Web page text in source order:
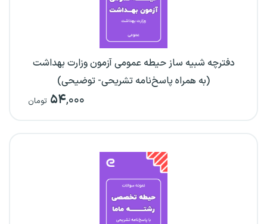
دفترچه شبیه ساز حیطه عمومی آزمون وزارت بهداشت
(به همراه پاسخ‌نامه تشریحی- توضیحی)
۵۴,۰۰۰ تومان